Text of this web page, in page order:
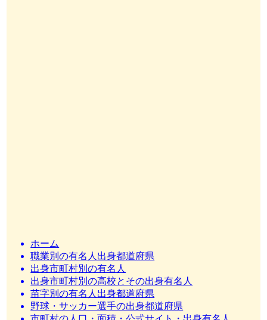
ホーム
職業別の有名人出身都道府県
出身市町村別の有名人
出身市町村別の高校とその出身有名人
苗字別の有名人出身都道府県
野球・サッカー選手の出身都道府県